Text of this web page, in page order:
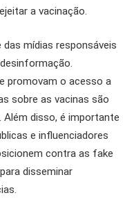
a vacinação.
das mídias responsáveis
promovam o acesso a
sobre as vacinas são
disso, é importante
e influenciadores
contra as fake
disseminar